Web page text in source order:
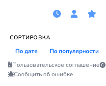
СОРТИРОВКА
По дате
По популярности
Пользовательское соглашение
Сообщить об ошибке